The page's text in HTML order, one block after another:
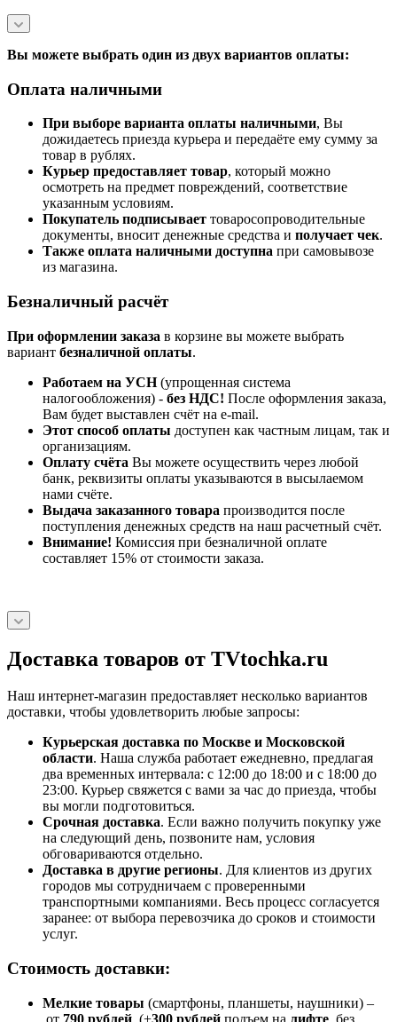
Вы можете выбрать один из двух вариантов оплаты:
Оплата наличными
При выборе варианта оплаты наличными, Вы
дожидаетесь приезда курьера и передаёте ему сумму за
товар в рублях.
Курьер предоставляет товар, который можно
осмотреть на предмет повреждений, соответствие
указанным условиям.
Покупатель подписывает товаросопроводительные
документы, вносит денежные средства и получает чек.
Также оплата наличными доступна при самовывозе
из магазина.
Безналичный расчёт
При оформлении заказа в корзине вы можете выбрать
вариант безналичной оплаты.
Работаем на УСН(упрощенная система
налогообложения) - без НДС! После оформления заказа,
Вам будет выставлен счёт на e-mail.
Этот способ оплаты доступен как частным лицам, так и
организациям.
Оплату счёта Вы можете осуществить через любой
банк, реквизиты оплаты указываются в высылаемом
нами счёте.
Выдача заказанного товара производится после
поступления денежных средств на наш расчетный счёт.
Внимание! Комиссия при безналичной оплате
составляет 15% от стоимости заказа.
Доставка товаров от TVtochka.ru
Наш интернет-магазин предоставляет несколько вариантов
доставки, чтобы удовлетворить любые запросы:
Курьерская доставка по Москве и Московской
области. Наша служба работает ежедневно, предлагая
два временных интервала: с 12:00 до 18:00 и с 18:00 до
23:00. Курьер свяжется с вами за час до приезда, чтобы
вы могли подготовиться.
Срочная доставка. Если важно получить покупку уже
на следующий день, позвоните нам, условия
обговариваются отдельно.
Доставка в другие регионы. Для клиентов из других
городов мы сотрудничаем с проверенными
транспортными компаниями. Весь процесс согласуется
заранее: от выбора перевозчика до сроков и стоимости
услуг.
Стоимость доставки:
Мелкие товары (смартфоны, планшеты, наушники) –
от 790 рублей , (+300 рублей подъем на лифте , без